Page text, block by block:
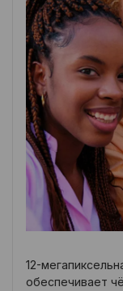
12-
обеспечивает